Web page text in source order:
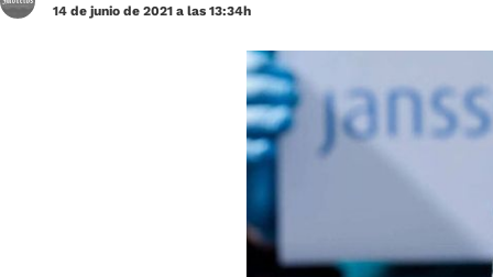
14 de junio de 2021 a las 13:34h